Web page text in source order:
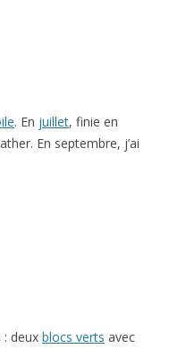
. En juillet, finie en
En septembre, j’ai
deux blocs verts avec